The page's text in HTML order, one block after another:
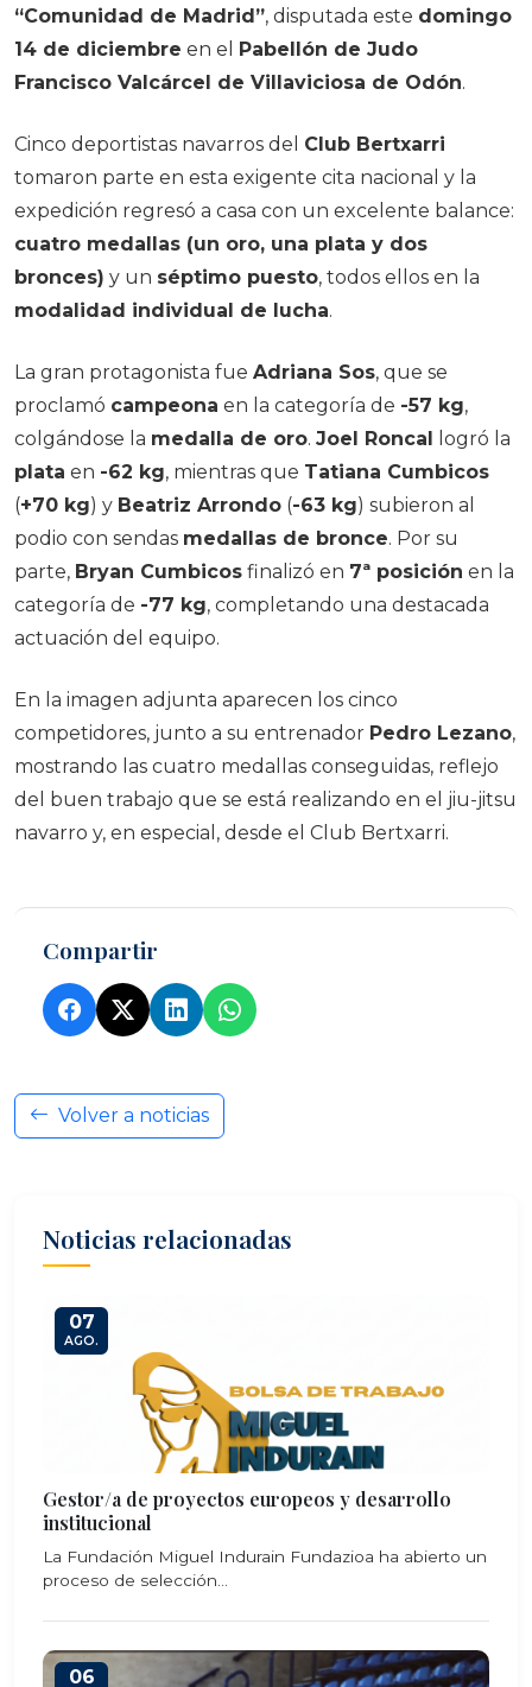
“Comunidad de Madrid”, disputada este domingo
14 de diciembre en el Pabellón de Judo
Francisco Valcárcel de Villaviciosa de Odón.
Cinco deportistas navarros del Club Bertxarri
tomaron parte en esta exigente cita nacional y la
expedición regresó a casa con un excelente balance:
cuatro medallas (un oro, una plata y dos
bronces) y un séptimo puesto, todos ellos en la
modalidad individual de lucha.
La gran protagonista fue Adriana Sos, que se
proclamó campeona en la categoría de -57 kg,
colgándose la medalla de oro. Joel Roncal logró la
plata en -62 kg, mientras que Tatiana Cumbicos
(+70 kg) y Beatriz Arrondo (-63 kg) subieron al
podio con sendas medallas de bronce. Por su
parte, Bryan Cumbicos finalizó en 7ª posición en la
categoría de -77 kg, completando una destacada
actuación del equipo.
En la imagen adjunta aparecen los cinco
competidores, junto a su entrenador Pedro Lezano,
mostrando las cuatro medallas conseguidas, reflejo
del buen trabajo que se está realizando en el jiu-jitsu
navarro y, en especial, desde el Club Bertxarri.
Compartir
Volver a noticias
Noticias relacionadas
07
AGO.
Gestor/a de proyectos europeos y desarrollo
institucional
La Fundación Miguel Indurain Fundazioa ha abierto un
proceso de selección...
06